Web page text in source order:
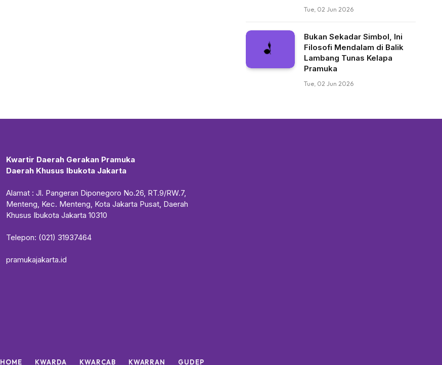
Tue, 02 Jun 2026
Bukan Sekadar Simbol, Ini
Filosofi Mendalam di Balik
Lambang Tunas Kelapa
Pramuka
Tue, 02 Jun 2026
Kwartir Daerah Gerakan Pramuka
Daerah Khusus Ibukota Jakarta
Alamat : Jl. Pangeran Diponegoro No.26, RT.9/RW.7,
Menteng, Kec. Menteng, Kota Jakarta Pusat, Daerah
Khusus Ibukota Jakarta 10310
Telepon: (021) 31937464
pramukajakarta.id
HOME KWARDA KWARCAB KWARRAN GUDEP